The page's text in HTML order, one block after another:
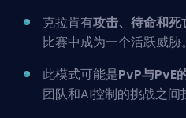
克拉肯有攻击、待命和死
比赛中成为一个活跃威胁。
此模式可能是PvP与PvE
团队和AI控制的挑战之间